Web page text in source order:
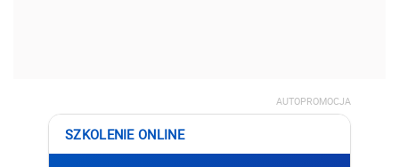
AUTOPROMOCJA
SZKOLENIE ONLINE